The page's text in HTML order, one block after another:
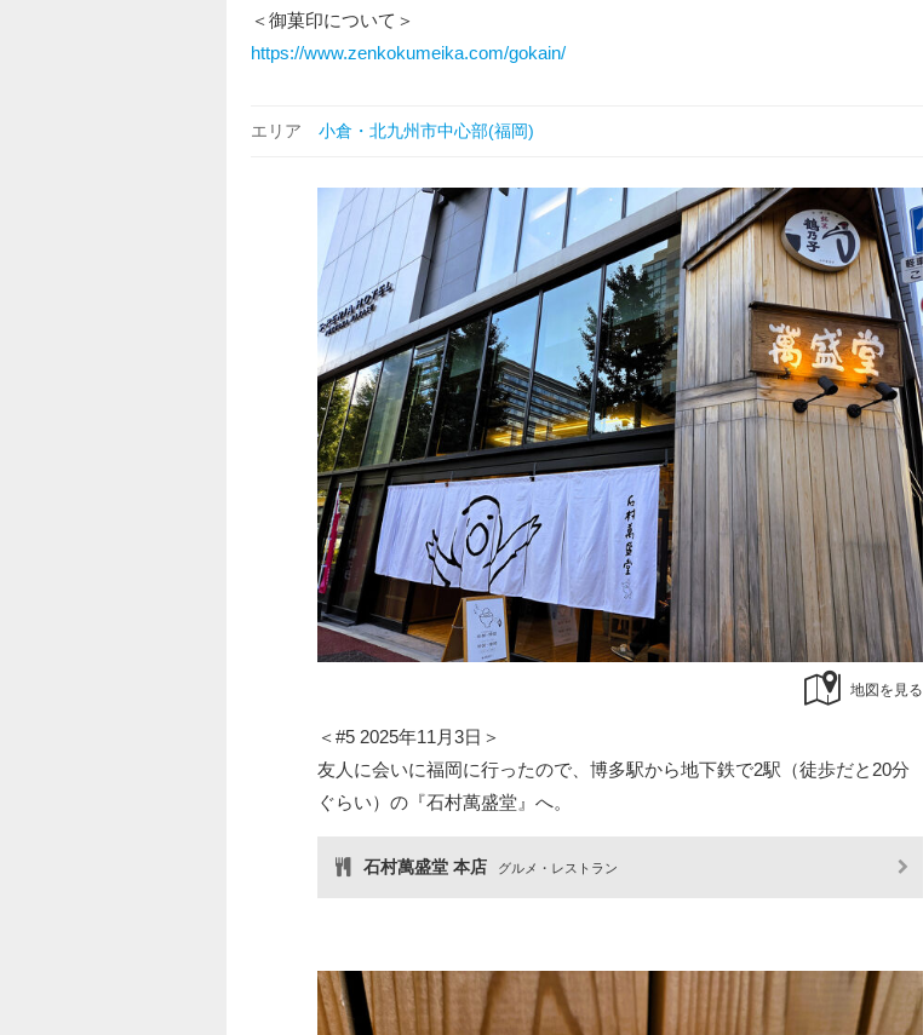
＜御菓印について＞
https://www.zenkokumeika.com/gokain/
エリア 小倉・北九州市中心部(福岡)
地図を見る
＜#5 2025年11月3日＞
友人に会いに福岡に行ったので、博多駅から地下鉄で2駅（徒歩だと20分
ぐらい）の『石村萬盛堂』へ。
石村萬盛堂 本店 グルメ・レストラン